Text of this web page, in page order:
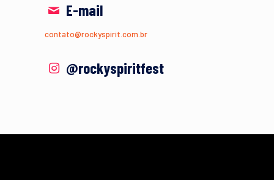
E-mail
contato@rockyspirit.com.br
@rockyspiritfest